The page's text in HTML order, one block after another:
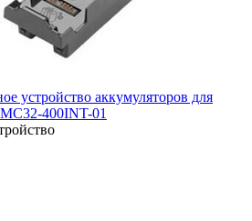
устройство аккумуляторов для
400INT-01